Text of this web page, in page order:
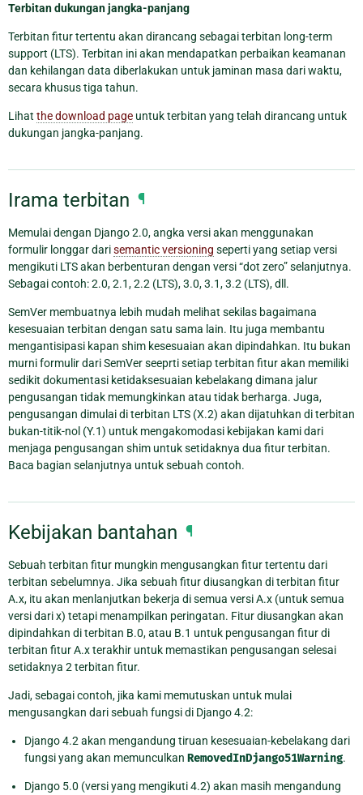
Terbitan dukungan jangka-panjang
Terbitan fitur tertentu akan dirancang sebagai terbitan long-term
support (LTS). Terbitan ini akan mendapatkan perbaikan keamanan
dan kehilangan data diberlakukan untuk jaminan masa dari waktu,
secara khusus tiga tahun.
Lihat the download page untuk terbitan yang telah dirancang untuk
dukungan jangka-panjang.
Irama terbitan ¶
Memulai dengan Django 2.0, angka versi akan menggunakan
formulir longgar darisemantic versioning seperti yang setiap versi
mengikuti LTS akan berbenturan dengan versi “dot zero” selanjutnya.
Sebagai contoh: 2.0, 2.1, 2.2 (LTS), 3.0, 3.1, 3.2 (LTS), dll.
SemVer membuatnya lebih mudah melihat sekilas bagaimana
kesesuaian terbitan dengan satu sama lain. Itu juga membantu
mengantisipasi kapan shim kesesuaian akan dipindahkan. Itu bukan
murni formulir dari SemVer seeprti setiap terbitan fitur akan memiliki
sedikit dokumentasi ketidaksesuaian kebelakang dimana jalur
pengusangan tidak memungkinkan atau tidak berharga. Juga,
pengusangan dimulai di terbitan LTS (X.2) akan dijatuhkan di terbitan
bukan-titik-nol (Y.1) untuk mengakomodasi kebijakan kami dari
menjaga pengusangan shim untuk setidaknya dua fitur terbitan.
Baca bagian selanjutnya untuk sebuah contoh.
Kebijakan bantahan ¶
Sebuah terbitan fitur mungkin mengusangkan fitur tertentu dari
terbitan sebelumnya. Jika sebuah fitur diusangkan di terbitan fitur
A.x, itu akan menlanjutkan bekerja di semua versi A.x (untuk semua
versi dari x) tetapi menampilkan peringatan. Fitur diusangkan akan
dipindahkan di terbitan B.0, atau B.1 untuk pengusangan fitur di
terbitan fitur A.x terakhir untuk memastikan pengusangan selesai
setidaknya 2 terbitan fitur.
Jadi, sebagai contoh, jika kami memutuskan untuk mulai
mengusangkan dari sebuah fungsi di Django 4.2:
Django 4.2 akan mengandung tiruan kesesuaian-kebelakang dari
fungsi yang akan memunculkan RemovedInDjango51Warning.
Django 5.0 (versi yang mengikuti 4.2) akan masih mengandung